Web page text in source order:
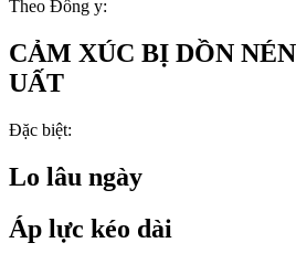
Theo Đông y:
CẢM XÚC BỊ DỒN
UẤT
Đặc biệt:
Lo lâu ngày
Áp lực kéo dài